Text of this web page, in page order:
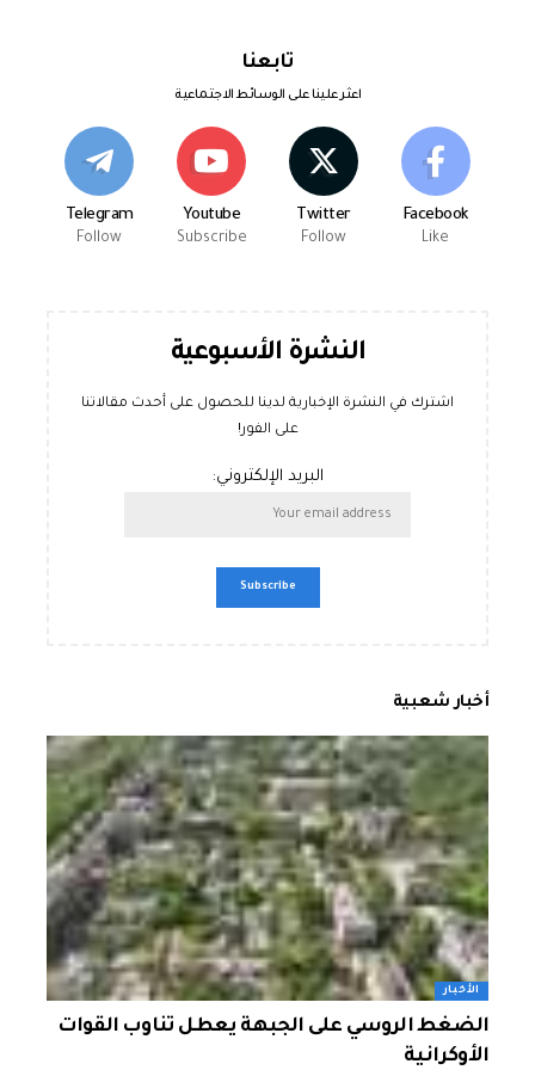
تابعنا
اعثر علينا على الوسائط الاجتماعية
Facebook
Like
Twitter
Follow
Youtube
Subscribe
Telegram
Follow
النشرة الأسبوعية
اشترك في النشرة الإخبارية لدينا للحصول على أحدث مقالاتنا
على الفور!
البريد الإلكتروني:
أخبار شعبية
الأخبار
الضغط الروسي على الجبهة يعطل تناوب القوات
الأوكرانية